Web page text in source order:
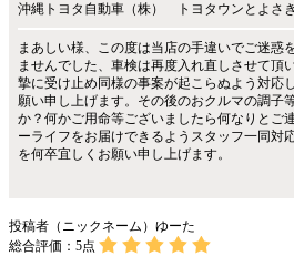
沖縄トヨタ自動車（株） トヨタウンとよさ
まあしい様、この度は当店の手違いでご迷惑
ませんでした、車検は再度入れ直しさせて頂
摯に受け止め同様の事案が起こらぬよう対応
願い申し上げます。その後のおクルマの調子
か？何かご用命等ございましたら何なりとご
ーライフをお届けできるようスタッフ一同対
を何卒宜しくお願い申し上げます。
投稿者（ニックネーム）ゆーた
総合評価： 5点